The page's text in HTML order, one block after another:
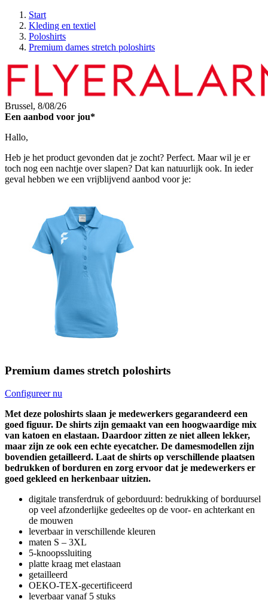
Start
Kleding en textiel
Poloshirts
Premium dames stretch poloshirts
Brussel, 8/08/26
Een aanbod voor jou*
Hallo,
Heb je het product gevonden dat je zocht? Perfect. Maar wil je er
toch nog een nachtje over slapen? Dat kan natuurlijk ook. In ieder
geval hebben we een vrijblijvend aanbod voor je:
Premium dames stretch poloshirts
Configureer nu
Met deze poloshirts slaan je medewerkers gegarandeerd een
goed figuur. De shirts zijn gemaakt van een hoogwaardige mix
van katoen en elastaan. Daardoor zitten ze niet alleen lekker,
maar zijn ze ook een echte eyecatcher. De damesmodellen zijn
bovendien getailleerd. Laat de shirts op verschillende plaatsen
bedrukken of borduren en zorg ervoor dat je medewerkers er
goed gekleed en herkenbaar uitzien.
digitale transferdruk of geborduurd: bedrukking of borduursel
op veel afzonderlijke gedeeltes op de voor- en achterkant en
de mouwen
leverbaar in verschillende kleuren
maten S – 3XL
5-knoopssluiting
platte kraag met elastaan
getailleerd
OEKO-TEX-gecertificeerd
leverbaar vanaf 5 stuks